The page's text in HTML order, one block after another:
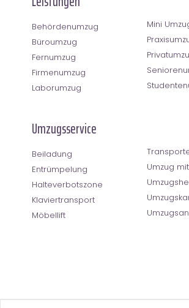
Behördenumzug
Büroumzug
Fernumzug
Firmenumzug
Laborumzug
Mini
Umzugsservice
Beiladung
Entrümpelung
Halteverbotszone
Klaviertransport
Möbellift
Umzug